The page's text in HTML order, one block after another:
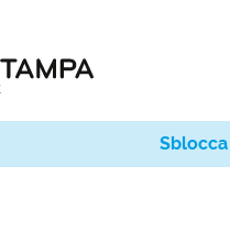
Sblocca